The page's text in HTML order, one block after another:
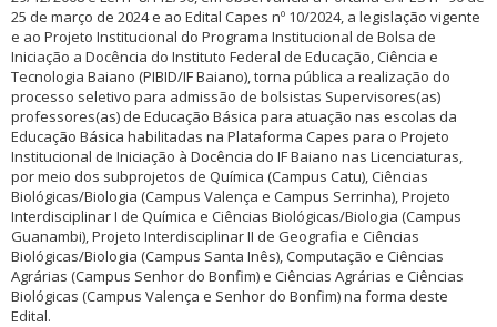
25 de março de 2024 e ao Edital Capes nº 10/2024, a legislação vigente
e ao Projeto Institucional do Programa Institucional de Bolsa de
Iniciação a Docência do Instituto Federal de Educação, Ciência e
Tecnologia Baiano (PIBID/IF Baiano), torna pública a realização do
processo seletivo para admissão de bolsistas Supervisores(as)
professores(as) de Educação Básica para atuação nas escolas da
Educação Básica habilitadas na Plataforma Capes para o Projeto
Institucional de Iniciação à Docência do IF Baiano nas Licenciaturas,
por meio dos subprojetos de Química (Campus Catu), Ciências
Biológicas/Biologia (Campus Valença e Campus Serrinha), Projeto
Interdisciplinar I de Química e Ciências Biológicas/Biologia (Campus
Guanambi), Projeto Interdisciplinar II de Geografia e Ciências
Biológicas/Biologia (Campus Santa Inês), Computação e Ciências
Agrárias (Campus Senhor do Bonfim) e Ciências Agrárias e Ciências
Biológicas (Campus Valença e Senhor do Bonfim) na forma deste
Edital.